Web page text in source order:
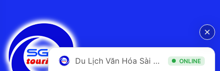
Du Lịch Văn Hóa Sài Gòn ONLINE